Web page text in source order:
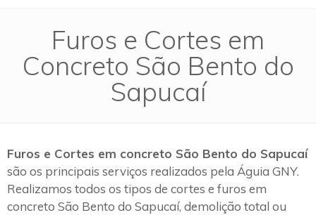
Furos e Cortes em
Concreto São Bento do
Sapucaí
Furos e Cortes em concreto São Bento do Sapucaí
são os principais serviços realizados pela Águia GNY.
Realizamos todos os tipos de cortes e furos em
concreto São Bento do Sapucaí, demolição total ou